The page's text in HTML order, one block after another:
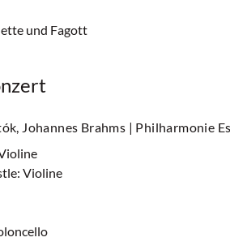
und Fagott
Johannes Brahms | Philharmonie
Violine